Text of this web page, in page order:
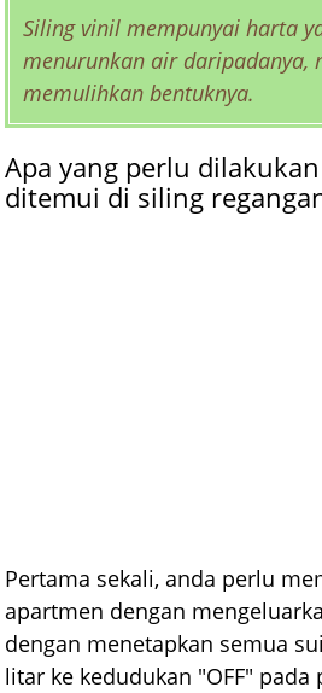
Siling vinil mempunyai harta
menurunkan air daripadanya,
memulihkan bentuknya.
Apa yang perlu
ditemui di siling
Pertama sekali, anda perlu
apartmen dengan
dengan menetapkan semua
litar ke kedudukan "OFF" pada